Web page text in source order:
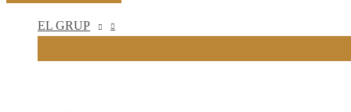
EL GRUP